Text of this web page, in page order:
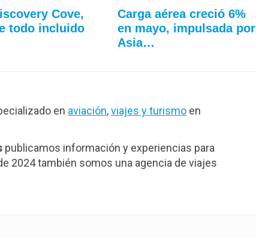
Cove,
todo incluido
Carga aérea creció 6%
en mayo, impulsada por
Asia…
en aviación,viajes y turismo en
publicamos información y experiencias para
2024 también somos una agencia de viajes